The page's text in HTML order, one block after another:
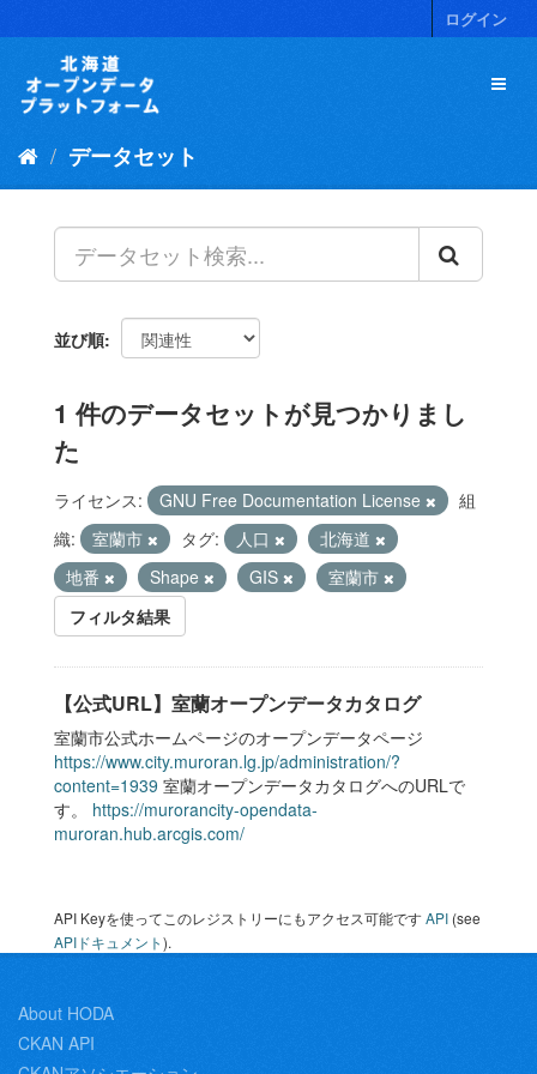
キ
ログイン
データセット
並び順
1 件のデータセットが見つかりまし
た
ライセンス: GNU Free Documentation License
組
織:
室蘭市 タグ: 人口
北海道
地番
Shape GIS
室蘭市
フィルタ結果
【公式URL】室蘭オープンデータカタログ
室蘭市公式ホームページのオープンデータページ
https://www.city.muroran.lg.jp/administration/?
content=1939 室蘭オープンデータカタログへのURLで
す。 https://murorancity-opendata-
muroran.hub.arcgis.com/
API Keyを使ってこのレジストリーにもアクセス可能ですAPI (see
APIドキュメント).
About HODA
CKAN API